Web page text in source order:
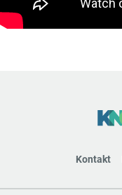
Kontakt